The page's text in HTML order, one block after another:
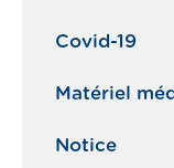
Covid-19
Matériel
Notice